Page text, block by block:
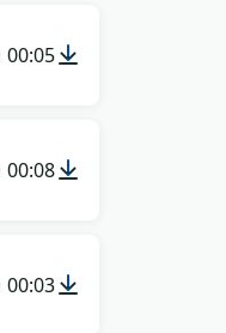
00:05
00:08
00:03